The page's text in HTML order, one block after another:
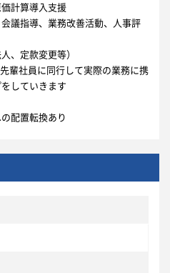
計算導入支援
議指導、業務改善活動、人事評
、定款変更等）
輩社員に同行して実際の業務に携
していきます
配置転換あり